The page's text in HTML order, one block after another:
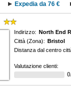
Expedia da 76 €
Indirizzo: North End
Città (Zona): Bristol
Distanza dal centro
Valutazione clienti: